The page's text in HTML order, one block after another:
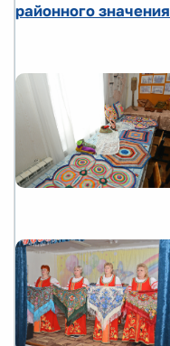
районного значения